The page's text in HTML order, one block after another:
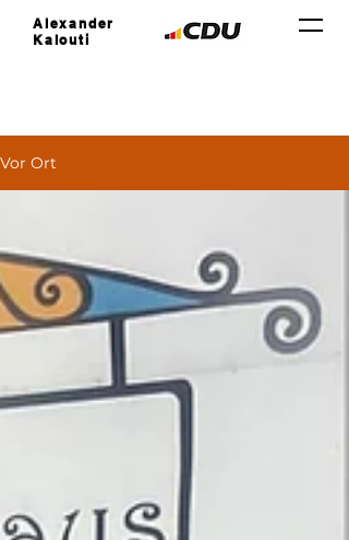
Alexander
Kalouti
Vor Ort